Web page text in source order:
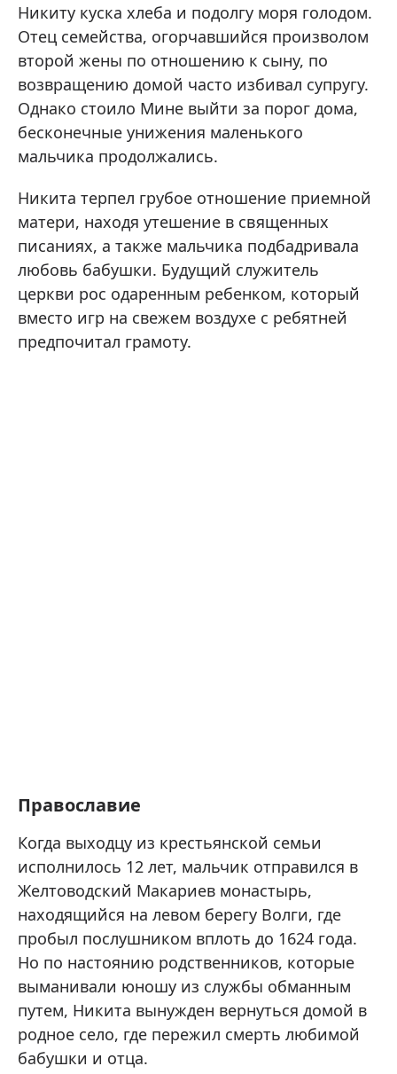
Никиту куска хлеба и подолгу моря голодом.
Отец семейства, огорчавшийся произволом
второй жены по отношению к сыну, по
возвращению домой часто избивал супругу.
Однако стоило Мине выйти за порог дома,
бесконечные унижения маленького
мальчика продолжались.
Никита терпел грубое отношение приемной
матери, находя утешение в священных
писаниях, а также мальчика подбадривала
любовь бабушки. Будущий служитель
церкви рос одаренным ребенком, который
вместо игр на свежем воздухе с ребятней
предпочитал грамоту.
Православие
Когда выходцу из крестьянской семьи
исполнилось 12 лет, мальчик отправился в
Желтоводский Макариев монастырь,
находящийся на левом берегу Волги, где
пробыл послушником вплоть до 1624 года.
Но по настоянию родственников, которые
выманивали юношу из службы обманным
путем, Никита вынужден вернуться домой в
родное село, где пережил смерть любимой
бабушки и отца.